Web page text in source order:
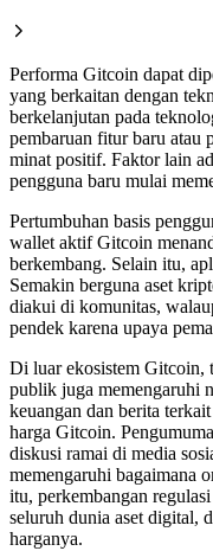
Performa Gitcoin dapat
yang berkaitan dengan
berkelanjutan pada
pembaruan fitur baru atau
minat positif. Faktor lain
pengguna baru mulai
Pertumbuhan basis
wallet aktif Gitcoin
berkembang. Selain itu,
Semakin berguna aset
diakui di komunitas,
pendek karena upaya
Di luar ekosistem Gitcoin,
publik juga memengaruhi
keuangan dan berita
harga Gitcoin.
diskusi ramai di media
memengaruhi bagaimana
itu, perkembangan
seluruh dunia aset digital,
harganya.